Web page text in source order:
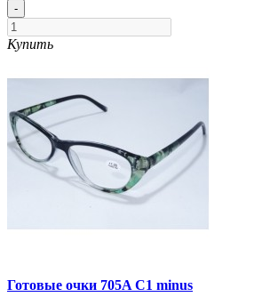
-
Купить
Готовые очки 705A C1 minus